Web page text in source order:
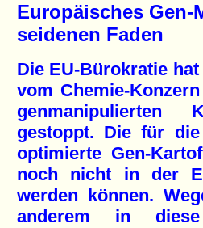
Europäisches Gen-
seidenen Faden
Die EU-Bürokratie
vom Chemie-
genmanipulierten
gestoppt. Die für
optimierte Gen-
noch nicht in der
werden können.
anderem in diese